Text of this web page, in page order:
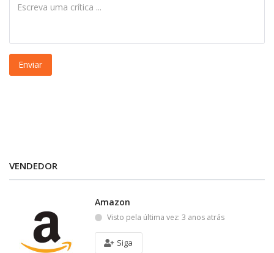
Enviar
VENDEDOR
Amazon
Visto pela última vez: 3 anos atrás
Siga